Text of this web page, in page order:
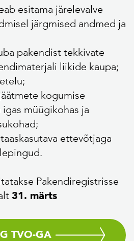
esitama järelevalve
järgmised andmed ja
pakendist tekkivate
liikide kaupa;
kogumise
müügikohas ja
ettevõtjaga
Pakendiregistrisse
31. märts
TVO-GA